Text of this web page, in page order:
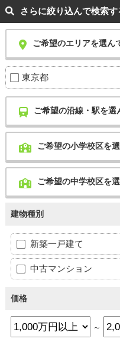
さらに絞り込んで検索す
ご希望のエリアを選ん
東京都
ご希望の沿線・駅を選
ご希望の小学校区を
ご希望の中学校区を
建物種別
新築一戸建て
中古マンション
価格
～